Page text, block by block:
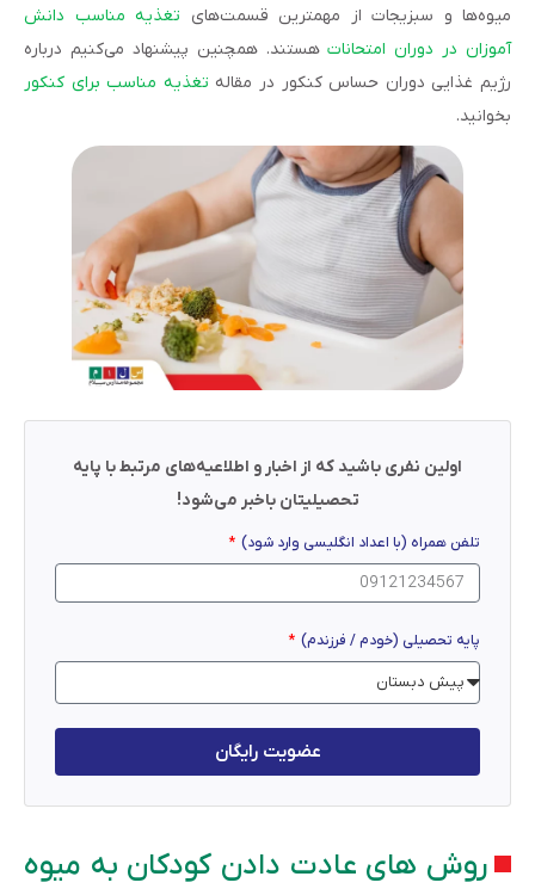
میوه‌ها و سبزیجات از مهمترین قسمت‌های تغذیه مناسب دانش
آموزان در دوران امتحاناتهستند. همچنین پیشنهاد می‌کنیم درباره
رژیم غذایی دوران حساس کنکور در مقاله تغذیه مناسب برای کنکور
بخوانید.
اولین نفری باشید که از اخبار و اطلاعیه‌های مرتبط با پایه
تحصیلیتان باخبر می‌شود!
تلفن همراه (با اعداد انگلیسی وارد شود)
پایه تحصیلی (خودم / فرزندم)
عضویت رایگان
روش های عادت دادن کودکان به میوه